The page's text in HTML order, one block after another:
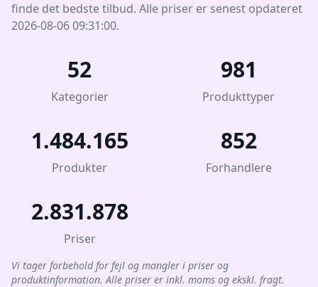
finde det bedste tilbud. Alle priser er senest opdateret
2026-08-06 09:31:00.
52
Kategorier
981
Produkttyper
1.484.165
Produkter
852
Forhandlere
2.831.878
Priser
Vi tager forbehold for fejl og mangler i priser og
produktinformation. Alle priser er inkl. moms og ekskl. fragt.